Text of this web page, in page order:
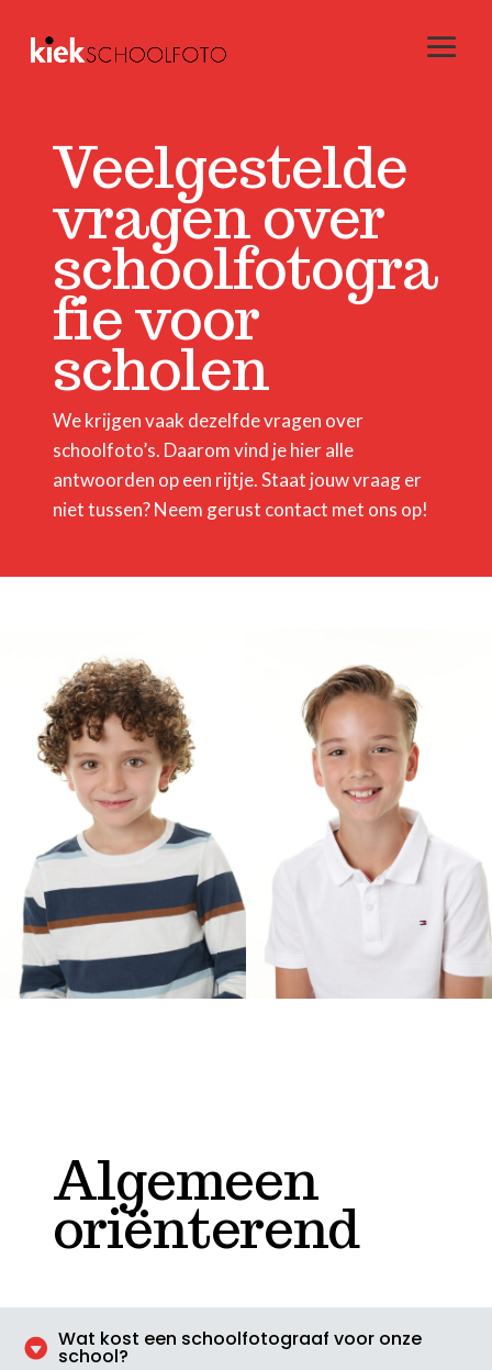
Veelgestelde
vragen over
schoolfotogra
fie voor
scholen
We krijgen vaak dezelfde vragen over
schoolfoto’s. Daarom vind je hier alle
antwoorden op een rijtje. Staat jouw vraag er
niet tussen? Neem gerust contact met ons op!
Algemeen
oriënterend
 Wat kost een schoolfotograaf voor onze
school?